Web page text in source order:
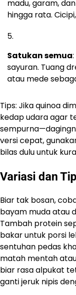
madu, garam,
hingga rata.
Satukan semua
sayuran. Tuang
atau mede
Tips: Jika quinoa
kedap udara agar
versi cepat,
bilas dulu untuk
Variasi dan
Biar tak bosan,
bayam muda atau
Tambah protein
bakar untuk porsi
sentuhan pedas
matah mentah
biar rasa alpukat
ganti jeruk nipis